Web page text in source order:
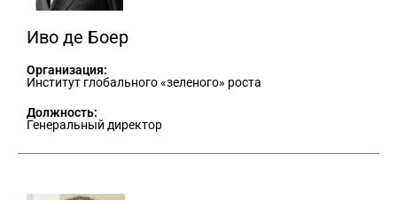
Иво де Боер
Организация:
Институт глобального «зеленого» роста
Должность:
Генеральный директор